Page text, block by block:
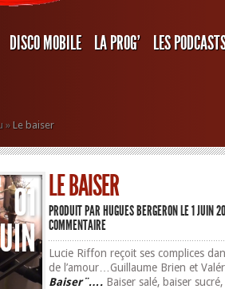
DISCO MOBILE LA PROG’ LES
» Le baiser
01 LE BAISER
PRODUIT PARHUGUES BERGERONLE 1 JUIN
COMMENTAIRE
Lucie Riffon reçoit ses complices
de l’amour…Guillaume Brien et
Baiser¨…. Baiser salé, baiser